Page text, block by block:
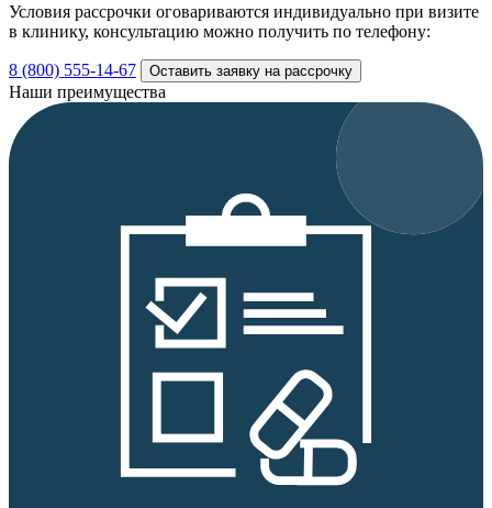
Условия рассрочки оговариваются индивидуально при визите
в клинику, консультацию можно получить по телефону:
8 (800) 555-14-67 Оставить заявку на рассрочку
Наши преимущества